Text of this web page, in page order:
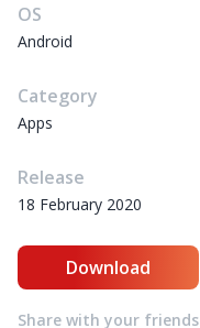
OS
Android
Category
Apps
Release
18 February 2020
Download
Share with your friends